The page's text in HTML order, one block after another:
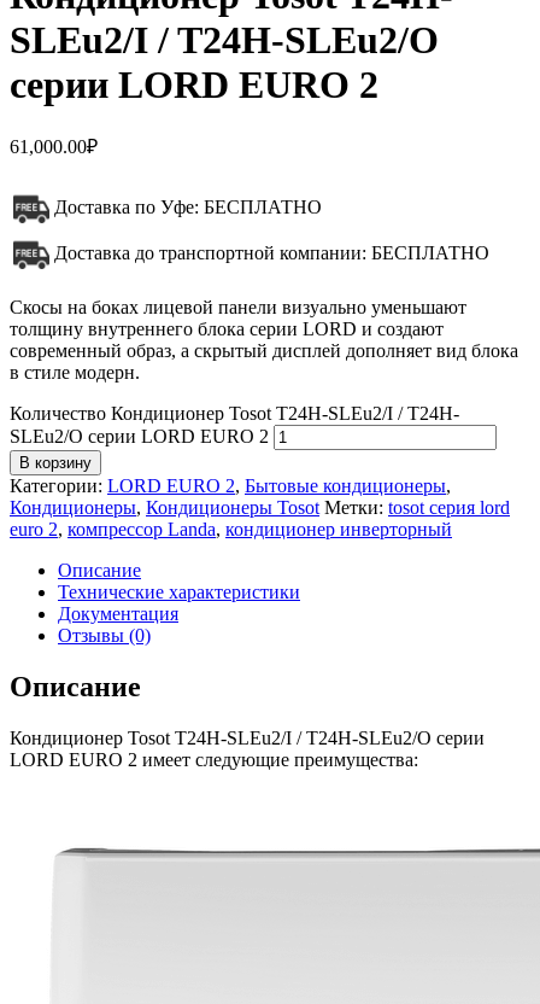
SLEu2/I / T24H-SLEu2/O
серии LORD EURO 2
61,000.00₽
Доставка по Уфе: БЕСПЛАТНО
Доставка до транспортной компании: БЕСПЛАТНО
Скосы на боках лицевой панели визуально уменьшают
толщину внутреннего блока серии LORD и создают
современный образ, а скрытый дисплей дополняет вид блока
в стиле модерн.
Количество Кондиционер Tosot T24H-SLEu2/I / T24H-
SLEu2/O серии LORD EURO 2
В корзину
Категории: LORD EURO 2, Бытовые кондиционеры,
Кондиционеры, Кондиционеры Tosot Метки: tosot серия lord
euro 2, компрессор Landa, кондиционер инверторный
Описание
Технические характеристики
Документация
Отзывы (0)
Описание
Кондиционер Tosot T24H-SLEu2/I / T24H-SLEu2/O серии
LORD EURO 2 имеет следующие преимущества: